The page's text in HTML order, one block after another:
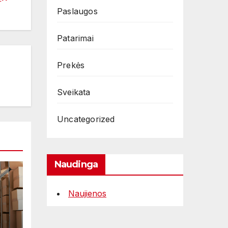
Paslaugos
Patarimai
Prekės
Sveikata
Uncategorized
Naudinga
Naujienos